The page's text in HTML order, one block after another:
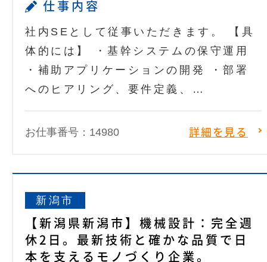
仕事内容
社内SEとして従事いただきます。 【具
体的には】 ・基幹システムの保守運用
・補助アプリケーションの開発 ・部署
へのヒアリング、要件定義、…
お仕事番号：14980 詳細を見る
新潟市
【新潟県新潟市】機械設計：完全週
休2日。最新技術と確かな品質で日
本を支えるモノづくり企業。